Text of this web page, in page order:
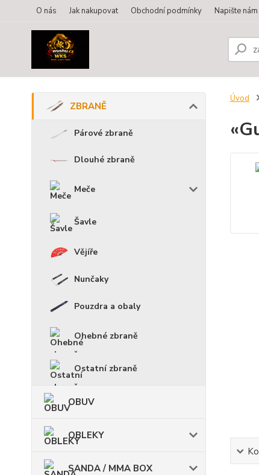
O nás Jak nakupovat Obchodní podmínky Napište nám
ZBRANĚ
Párové zbraně
Dlouhé zbraně
Meče
Šavle
Vějíře
Nunčaky
Pouzdra a obaly
Ohebné zbraně
Ostatní zbraně
OBUV
OBLEKY
SANDA / MMA BOX
Úvod